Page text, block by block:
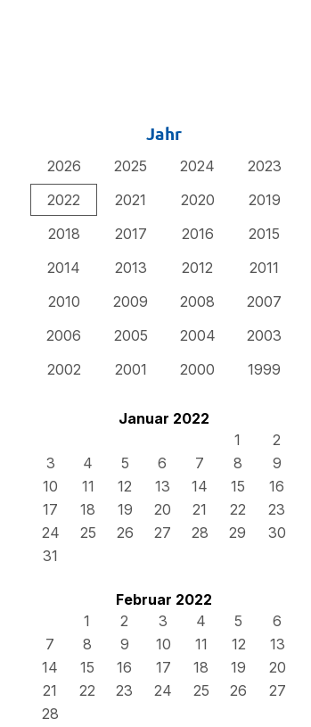
Jahr
2026 2025 2024
2023
2022
2021 2020
2019
2018
2017 2016
2015
2014
2013 2012
2011
2010
2009 2008
2007
2006
2005 2004
2003
2002
2001 2000 1999
Januar 2022
1
2
3
4 5 6 7 8
9
10
11 12 13 14 15
16
17
18 19 20 21 22
23
24
25 26 27 28 29
30
31
Februar 2022
1
2 3 4 5
6
7
8 9 10 11 12
13
14
15 16 17 18 19
20
21
22 23 24 25 26
27
28